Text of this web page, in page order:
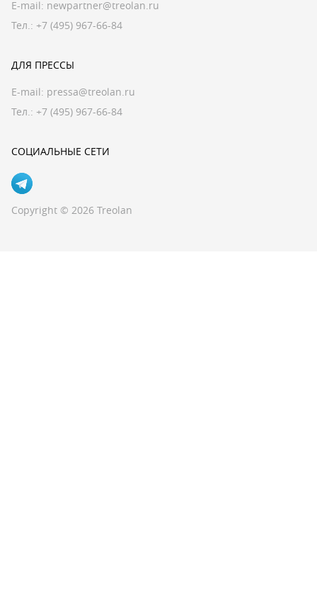
E-mail: newpartner@treolan.ru
Тел.: +7 (495) 967-66-84
ДЛЯ ПРЕССЫ
E-mail: pressa@treolan.ru
Тел.: +7 (495) 967-66-84
СОЦИАЛЬНЫЕ СЕТИ
Copyright © 2026 Treolan